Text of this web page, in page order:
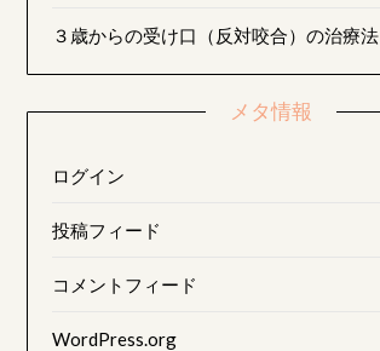
３歳からの受け口（反対咬合）の治療法
メタ情報
ログイン
投稿フィード
コメントフィード
WordPress.org